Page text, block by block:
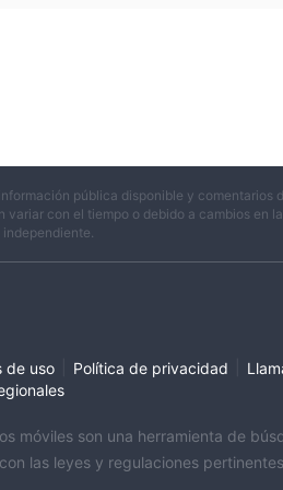
pública disponible y
variar con el tiempo o debido a cambios en
de uso Política de privacidad
móviles son una herramienta de
las leyes y regulaciones